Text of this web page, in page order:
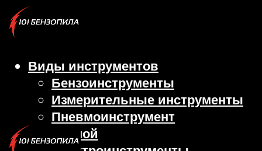
Виды инструментов
Бензоинструменты
Измерительные инструменты
Пневмоинструмент
Ручной